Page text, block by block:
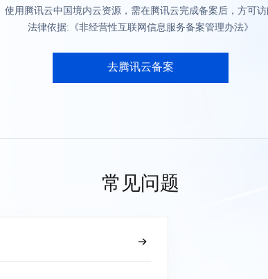
使用腾讯云中国境内云资源，需在腾讯云完成备案后，方可
法律依据:《非经营性互联网信息服务备案管理办法》
去腾讯云备案
常见问题